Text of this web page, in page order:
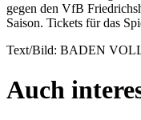
gegen den VfB
Saison. Tickets für das
Text/Bild: BADEN
Auch